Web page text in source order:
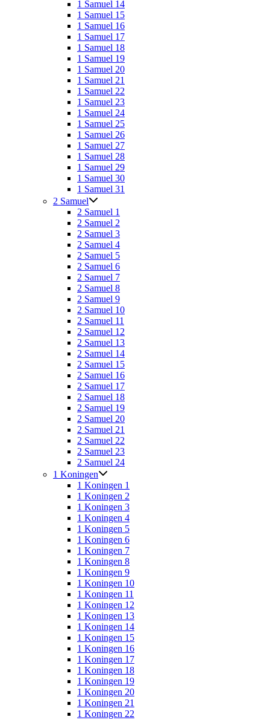
1 Samuel 14
1 Samuel 15
1 Samuel 16
1 Samuel 17
1 Samuel 18
1 Samuel 19
1 Samuel 20
1 Samuel 21
1 Samuel 22
1 Samuel 23
1 Samuel 24
1 Samuel 25
1 Samuel 26
1 Samuel 27
1 Samuel 28
1 Samuel 29
1 Samuel 30
1 Samuel 31
2 Samuel
2 Samuel 1
2 Samuel 2
2 Samuel 3
2 Samuel 4
2 Samuel 5
2 Samuel 6
2 Samuel 7
2 Samuel 8
2 Samuel 9
2 Samuel 10
2 Samuel 11
2 Samuel 12
2 Samuel 13
2 Samuel 14
2 Samuel 15
2 Samuel 16
2 Samuel 17
2 Samuel 18
2 Samuel 19
2 Samuel 20
2 Samuel 21
2 Samuel 22
2 Samuel 23
2 Samuel 24
1 Koningen
1 Koningen 1
1 Koningen 2
1 Koningen 3
1 Koningen 4
1 Koningen 5
1 Koningen 6
1 Koningen 7
1 Koningen 8
1 Koningen 9
1 Koningen 10
1 Koningen 11
1 Koningen 12
1 Koningen 13
1 Koningen 14
1 Koningen 15
1 Koningen 16
1 Koningen 17
1 Koningen 18
1 Koningen 19
1 Koningen 20
1 Koningen 21
1 Koningen 22